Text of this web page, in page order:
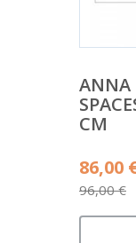
ANNA
CM
96,00€
hinta
oli:
86,00